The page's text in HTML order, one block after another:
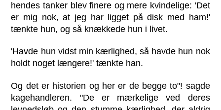
hendes tanker blev finere og mere kvindelige: 'Det
er mig nok, at jeg har ligget på disk med ham!'
tænkte hun, og så knækkede hun i livet.
'Havde hun vidst min kærlighed, så havde hun nok
holdt noget længere!' tænkte han.
Og det er historien og her er de begge to"! sagde
kagehandleren. "De er mærkelige ved deres